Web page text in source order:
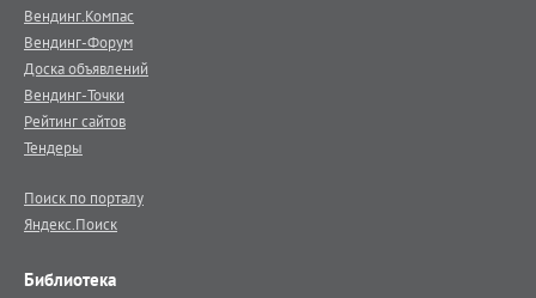
Вендинг.Компас
Вендинг-Форум
Доска объявлений
Вендинг-Точки
Рейтинг сайтов
Тендеры
Поиск по порталу
Яндекс.Поиск
Библиотека